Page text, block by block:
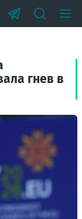
гнев в